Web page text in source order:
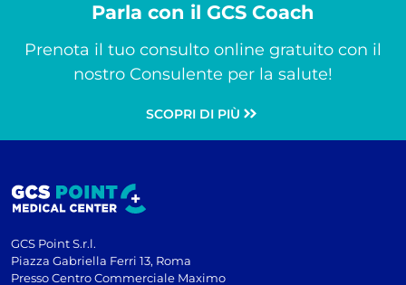
Parla con il GCS Coach
Prenota il tuo consulto online gratuito con il
nostro Consulente per la salute!
SCOPRI DI PIÙ
GCS Point S.r.l.
Piazza Gabriella Ferri 13, Roma
Presso Centro Commerciale Maximo